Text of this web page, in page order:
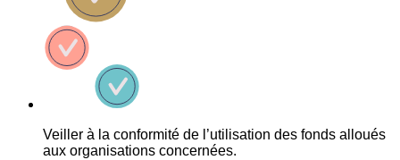
Veiller à la conformité de l’utilisation des fonds alloués
aux organisations concernées.